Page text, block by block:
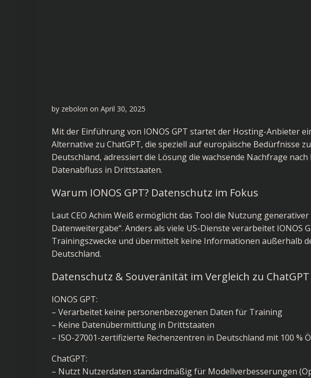
by zebolon on April 30, 2025
Mit der Einführung von IONOS GPT startet der Hosting-Anbieter
Alternative zu ChatGPT, die speziell auf europäische Bedürfnisse
Deutschland, adressiert die Lösung die wachsende Nachfrage
Datenabfluss in Drittstaaten.
Warum IONOS GPT? Datenschutz im Fokus
Laut CEO Achim Weiß ermöglicht das Tool die Nutzung
Datenweitergabe“. Anders als viele US-Dienste verarbeitet
Trainingszwecke und übermittelt keine Informationen außerhalb
Deutschland.
Datenschutz & Souveränität im Vergleich zu ChatGPT
IONOS GPT:
– Verarbeitet keine personenbezogenen Daten für Training
– Keine Datenübermittlung in Drittstaaten
– ISO-27001-zertifizierte Rechenzentren in Deutschland mit 100 %
ChatGPT:
– Nutzt Nutzerdaten standardmäßig für Modellverbesserungen